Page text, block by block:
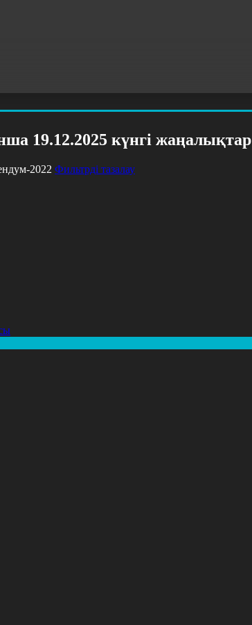
19.12.2025 күнгі жаңалықтар
2022 Фильтрді тазалау